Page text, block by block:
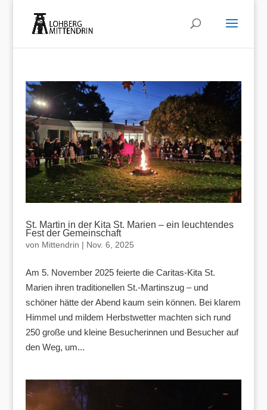
St. Martin in der Kita St. Marien – ein leuchtendes
Fest der Gemeinschaft
von Mittendrin | Nov. 6, 2025
Am 5. November 2025 feierte die Caritas-Kita St.
Marien ihren traditionellen St.-Martinszug – und
schöner hätte der Abend kaum sein können. Bei klarem
Himmel und mildem Herbstwetter machten sich rund
250 große und kleine Besucherinnen und Besucher auf
den Weg, um...